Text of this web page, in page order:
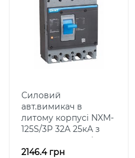
Силовий
авт.вимикач в
литому корпусі NXM-
125S/3Р 32A 25кА з
термомагн.розчіплювачем
2146.4 грн